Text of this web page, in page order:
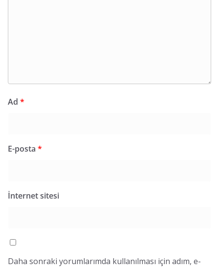
Ad *
E-posta *
İnternet sitesi
Daha sonraki yorumlarımda kullanılması için adım, e-